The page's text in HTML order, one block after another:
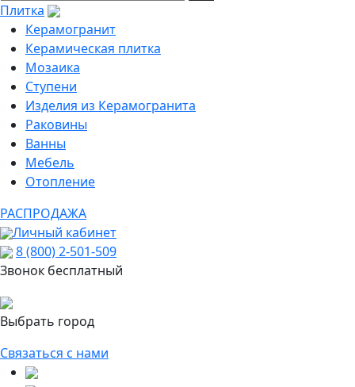
Плитка
Керамогранит
Керамическая плитка
Мозаика
Ступени
Изделия из Керамогранита
Раковины
Ванны
Мебель
Отопление
РАСПРОДАЖА
Личный кабинет
8 (800) 2-501-509
Звонок бесплатный
Выбрать город
Связаться с нами